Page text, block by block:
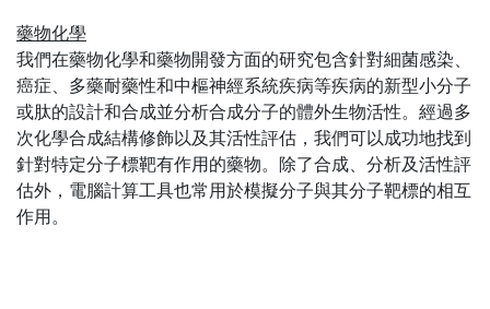
藥物化學
我們在藥物化學和藥物開發方面的研究包含針對細菌感染、
癌症、多藥耐藥性和中樞神經系統疾病等疾病的新型小分子
或肽的設計和合成並分析合成分子的體外生物活性。經過多
次化學合成結構修飾以及其活性評估，我們可以成功地找到
針對特定分子標靶有作用的藥物。除了合成、分析及活性評
估外，電腦計算工具也常用於模擬分子與其分子靶標的相互
作用。